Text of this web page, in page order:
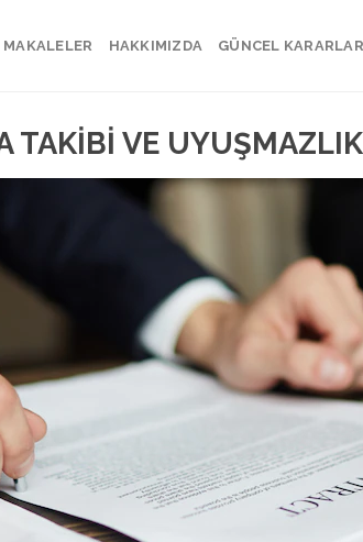
MAKALELER HAKKIMIZDA GÜNCEL KARARLAR
TAKİBİ VE